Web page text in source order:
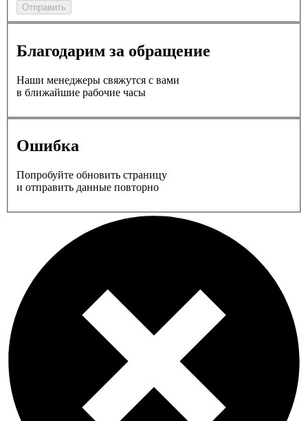
Отправить
Благодарим за обращение
Наши менеджеры свяжутся с вами
в ближайшие рабочие часы
Ошибка
Попробуйте обновить страницу
и отправить данные повторно